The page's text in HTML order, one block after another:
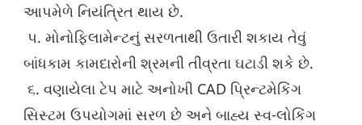
આપમેળે નિયંત્રિત થાય છે.
બાંધકામ કામદારોની શ્રમની તીવ્રતા ઘટાડી શકે છે.
સિસ્ટમ ઉપયોગમાં સરળ છે અને બાહ્ય સ્વ-લોકિંગ